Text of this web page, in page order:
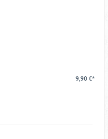
9,90 €*